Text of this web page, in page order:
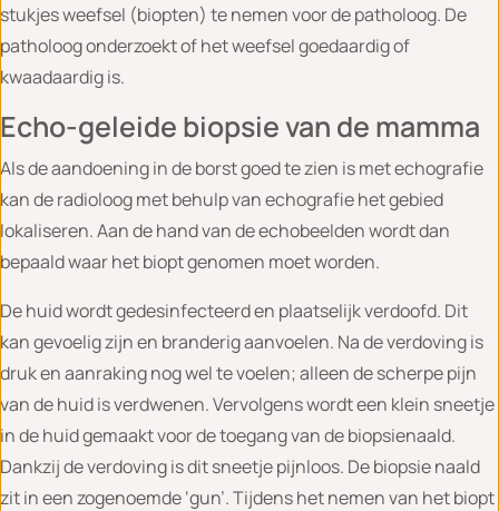
stukjes weefsel (biopten) te nemen voor de patholoog. De
patholoog onderzoekt of het weefsel goedaardig of
kwaadaardig is.
Echo-geleide biopsie van de mamma
Als de aandoening in de borst goed te zien is met echografie
kan de radioloog met behulp van echografie het gebied
lokaliseren. Aan de hand van de echobeelden wordt dan
bepaald waar het biopt genomen moet worden.
De huid wordt gedesinfecteerd en plaatselijk verdoofd. Dit
kan gevoelig zijn en branderig aanvoelen. Na de verdoving is
druk en aanraking nog wel te voelen; alleen de scherpe pijn
van de huid is verdwenen. Vervolgens wordt een klein sneetje
in de huid gemaakt voor de toegang van de biopsienaald.
Dankzij de verdoving is dit sneetje pijnloos. De biopsie naald
zit in een zogenoemde ‘gun’. Tijdens het nemen van het biopt